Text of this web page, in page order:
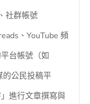
社群帳號
、YouTube 頻
台帳號（如
公民投稿平
進行文章撰寫與